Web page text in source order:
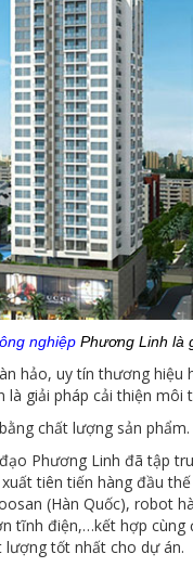
nghiệp Phương Linh là
hảo, uy tín thương hiệu
giải pháp cải thiện môi
chất lượng sản phẩm.
Phương Linh đã tập
tiên tiến hàng đầu
(Hàn Quốc), robot
tĩnh điện,…kết hợp cùng
tốt nhất cho dự án.